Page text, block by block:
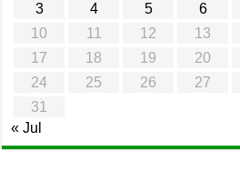
3
4 5 6
10
11 12 13
17
18 19 20
24
25 26 27
31
« Jul